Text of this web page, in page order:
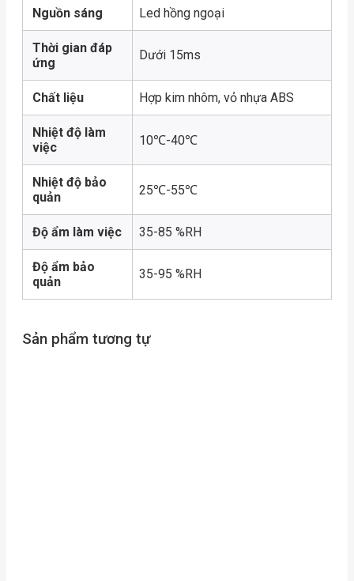
Nguồn sáng Led hồng ngoại
Thời gian đáp
ứng
Dưới 15ms
Chất liệu Hợp kim nhôm, vỏ nhựa ABS
Nhiệt độ làm
việc
10℃-40℃
Nhiệt độ bảo
quản
25℃-55℃
Độ ẩm làm việc 35-85 %RH
Độ ẩm bảo
quản
35-95 %RH
Sản phẩm tương tự